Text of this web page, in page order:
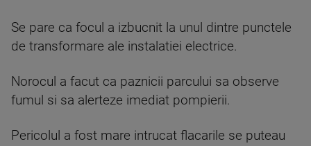
Se pare ca focul a izbucnit la unul dintre punctele
de transformare ale instalatiei electrice.
Norocul a facut ca paznicii parcului sa observe
fumul si sa alerteze imediat pompierii.
Pericolul a fost mare intrucat flacarile se puteau